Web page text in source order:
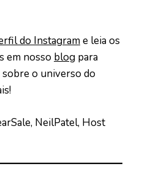
do Instagrame leia os
em nosso blog para
o universo do
NeilPatel, Host